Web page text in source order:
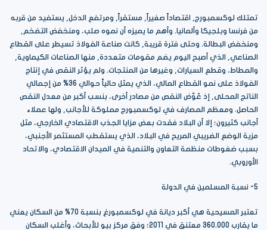
تمتلك لوكسمبورج, اقتصاداً صغيراً, مستقراً, ومرتفع الدخل, يستفيد من قربه
من فرنسا وبلجيكا وألمانيا. وأهم ما يميزه أن نموه صلب، ومنخفض التضخم,
ومنخفض البطالة. وحتى فترة قريبة, كانت صناعة الفولاذ تسيطر على القطاع
الصناعي, الذي أصبح اليوم يضم مقومات متعددة, منها الصناعات الكيماوية,
والمطاط، وقطع السيارات, وغيرها من المنتجات. ولم يؤثر النقص في إنتاج
الفولاذ على نمو القطاع المالي، الذي يمثل حالياً حوالي 36% من إجمالي
الناتج المحلى, إذ عُوّض النقص من مصادر أخرى، بنسب أكبر من معدل النقص
الحاصل. ومعظم المصارف في لوكسمبورج مملوكة للأجانب, ولها عملاء
أجانب كثيرون؛ إلا أن البلاد فقدت بعض مزايا الجذب الاقتصادي الخارجي، مثل
مزية الوضع الضريبي المريح في البلاد، الذي يستقطب المستثمر الأجنبي،
بسبب ضغوطات منظمة التعاون والتنمية في الميدان الاقتصادي، والاتحاد
الأوروبي.
5- نسبة المسلمين في الدولة
تعتبر المسيحية هي أكبر ديانة في لوكسمبورغ بنسبة 70% من السكان يعني
ما يقارب 360.000 معتنق في 2011؛ وفق مركز بيو للأبحاث، وأغلب السكان